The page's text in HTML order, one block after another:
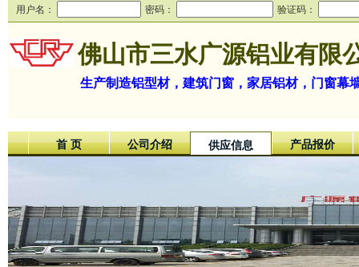
用户名： 密码： 验证码：
佛山市三水广源铝业有限
生产制造铝型材，建筑门窗，家居铝材，门窗幕
首 页 公司介绍 供应信息 产品报价